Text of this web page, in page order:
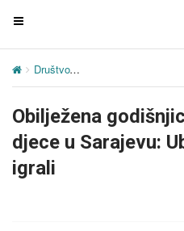
T
g
e
n
v
Društvo
Obilježena
djece u Sarajevu:
igrali